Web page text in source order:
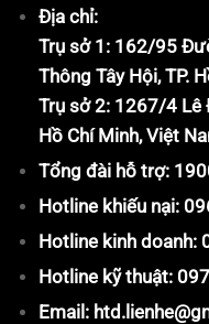
Địa chỉ:
Trụ sở 1: 162/95
Thông Tây Hội, TP.
Trụ sở 2: 1267/4 Lê
Hồ Chí Minh, Việt
Tổng đài hỗ trợ:
Hotline khiếu nại:
Hotline kinh doanh:
Hotline kỹ thuật:
Email: